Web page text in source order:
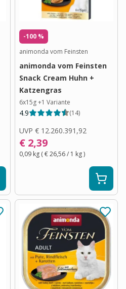
-100 %
animonda vom Feinsten
animonda vom Feinsten
Snack Cream Huhn +
Katzengras
6x15g+1 Variante
4.9 (14)
UVP € 12.260.391,92
€ 2,39
0,09 kg (€ 26,56/ 1 kg)